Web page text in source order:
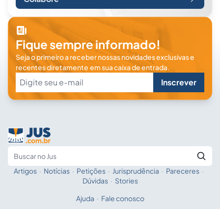
Fique sempre informado!
Seja o primeiro a receber nossas novidades exclusivas e
recentes diretamente em sua caixa de entrada.
Inscrever
Fale com a IA
Artigos · Notícias · Petições · Jurisprudência · Pareceres ·
Dúvidas · Stories
Ajuda · Fale conosco